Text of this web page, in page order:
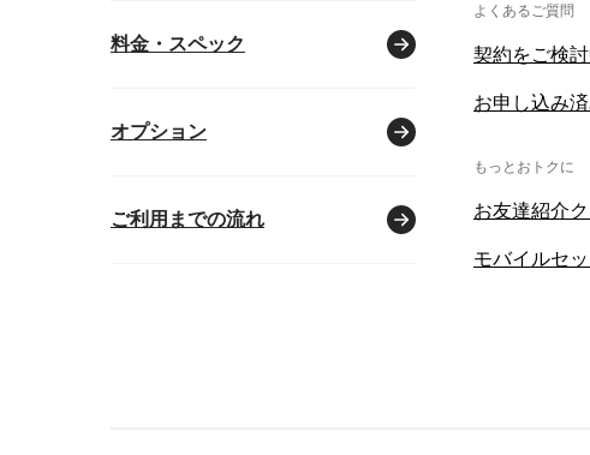
料金・スペック
オプション
ご利用までの流れ
よくあるご質問
契約をご検
お申し込み
もっとおトクに
お友達紹介
モバイルセ